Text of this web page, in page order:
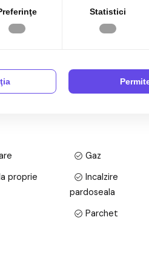
situat in
balcon de 6 mp.
Gaz
proprie
Incalzire
pardoseala
Parchet
Statistici